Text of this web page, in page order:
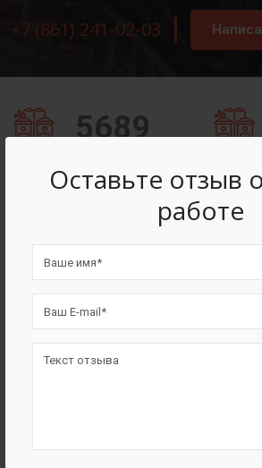
Оставьте отзыв
работе
+7 (861) 241-02-03
5689
Счастливых клиентов